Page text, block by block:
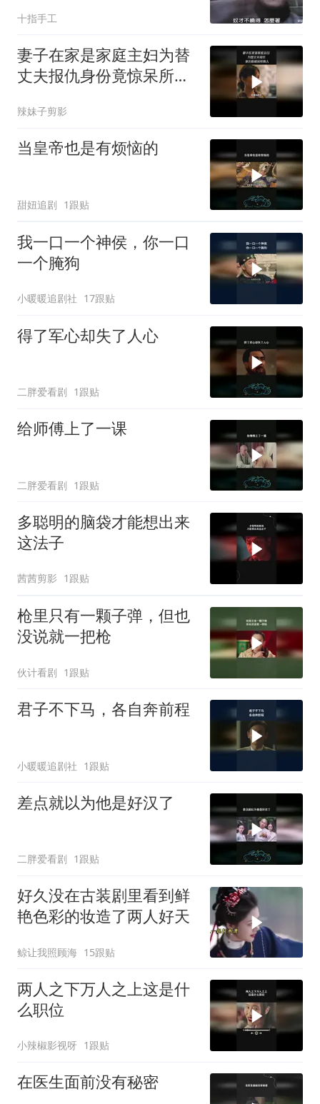
十指手工
妻子在家是家庭主妇为替
丈夫报仇身份竟惊呆所有
辣妹子剪影
当皇帝也是有烦恼的
甜妞追剧 1跟贴
我一口一个神侯，你一口
一个腌狗
小暖暖追剧社 17跟贴
得了军心却失了人心
二胖爱看剧 1跟贴
给师傅上了一课
二胖爱看剧 1跟贴
多聪明的脑袋才能想出来
这法子
茜茜剪影 1跟贴
枪里只有一颗子弹，但也
没说就一把枪
伙计看剧 1跟贴
君子不下马，各自奔前程
小暖暖追剧社 1跟贴
差点就以为他是好汉了
二胖爱看剧 1跟贴
好久没在古装剧里看到鲜
艳色彩的妆造了️两人好天
鲸让我照顾海 15跟贴
两人之下万人之上这是什
么职位
小辣椒影视呀 1跟贴
在医生面前没有秘密